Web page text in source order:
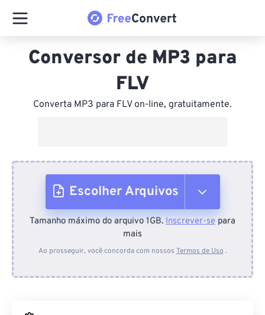
Conversor de MP3 para
FLV
Converta MP3 para FLV on-line, gratuitamente.
Escolher Arquivos
Do dispositivo
Do Google Drive
Tamanho máximo do arquivo 1GB. Inscrever-se para
mais
Ao prosseguir, você concorda com nossos Termos de Uso .